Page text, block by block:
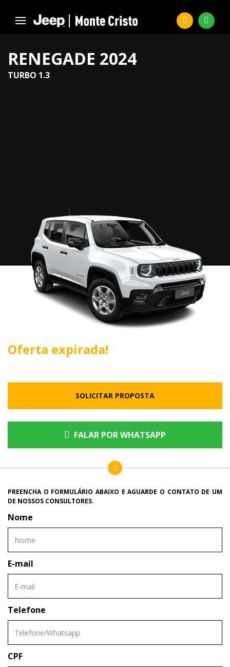
RENEGADE 2024
TURBO 1.3
Oferta expirada!
SOLICITAR PROPOSTA
FALAR POR WHATSAPP
PREENCHA O FORMULÁRIO ABAIXO E AGUARDE O CONTATO DE UM
DE NOSSOS CONSULTORES.
Nome
E-mail
Telefone
CPF